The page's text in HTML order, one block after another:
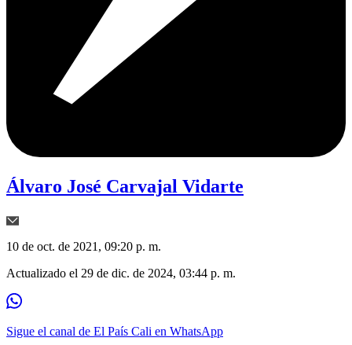
Álvaro José Carvajal Vidarte
10 de oct. de 2021, 09:20 p. m.
Actualizado el 29 de dic. de 2024, 03:44 p. m.
Sigue el canal de El País Cali en WhatsApp